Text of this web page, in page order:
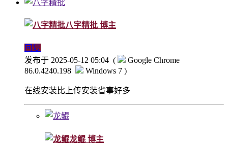
八字精批 博主
回复
发布于 2025-05-12 05:04 (
Google Chrome
86.0.4240.198
Windows 7 )
在线安装比上传安装省事好多
龙鲲 博主